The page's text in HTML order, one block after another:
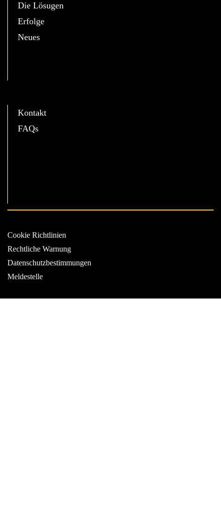
Die Lösugen
Erfolge
Neues
Kontakt
FAQs
Cookie Richtlinien
Rechtliche Warnung
Datenschutzbestimmungen
Meldestelle